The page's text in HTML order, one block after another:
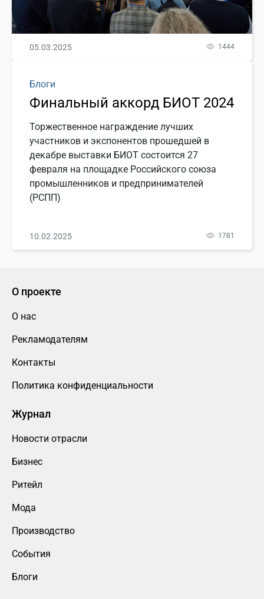
05.03.2025 1444
Блоги
Финальный аккорд БИОТ 2024
Торжественное награждение лучших
участников и экспонентов прошедшей в
декабре выставки БИОТ состоится 27
февраля на площадке Российского союза
промышленников и предпринимателей
(РСПП)
10.02.2025 1781
О проекте
О нас
Рекламодателям
Контакты
Политика конфиденциальности
Журнал
Новости отрасли
Бизнес
Ритейл
Мода
Производство
События
Блоги